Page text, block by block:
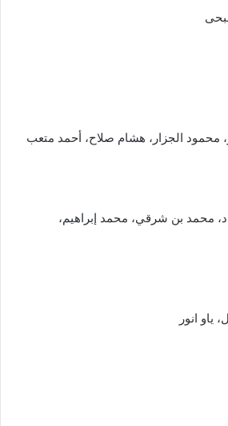
محمود الجزار، هشام صلاح، أحمد متعب
محمد بن شرقي، محمد إبراهيم،
انور